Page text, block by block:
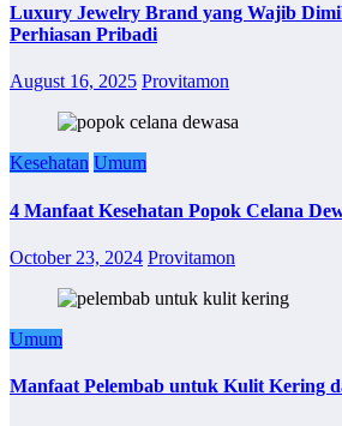
Luxury Jewelry Brand yang Wajib
Perhiasan Pribadi
August 16, 2025 Provitamon
Kesehatan Umum
4 Manfaat Kesehatan Popok Celana
October 23, 2024 Provitamon
Umum
Manfaat Pelembab untuk Kulit Kering